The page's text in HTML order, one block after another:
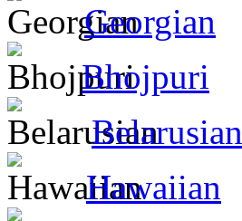
Georgian
Bhojpuri
Belarusian
Hawaiian